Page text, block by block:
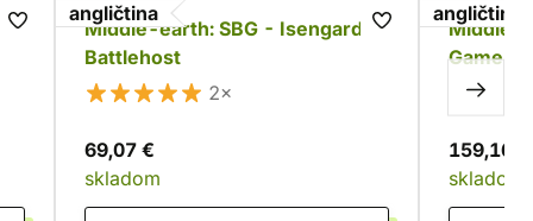
angličtina
Middle-earth: SBG - Isengard
Battlehost
2×
69,07 €
skladom
angličtina
Middle-
Game -
Battle
159,16 €
skladom